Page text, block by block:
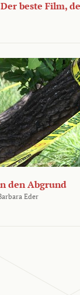
beste Film,
den Abgrund
Eder